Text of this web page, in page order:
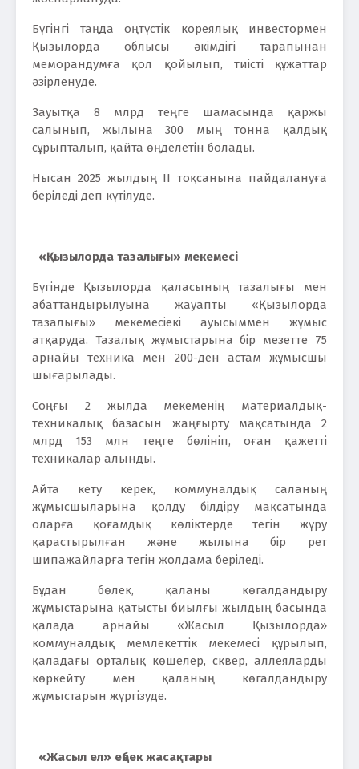
Бүгінгі таңда оңтүстік кореялық инвестормен
Қызылорда облысы әкімдігі тарапынан
меморандумға қол қойылып, тиісті құжаттар
әзірленуде.
Зауытқа 8 млрд теңге шамасында қаржы
салынып, жылына 300 мың тонна қалдық
сұрыпталып, қайта өңделетін болады.
Нысан 2025 жылдың ІІ тоқсанына пайдалануға
беріледі деп күтілуде.
«Қызылорда тазалығы» мекемесі
Бүгінде Қызылорда қаласының тазалығы мен
абаттандырылуына жауапты «Қызылорда
тазалығы» мекемесіекі ауысыммен жұмыс
атқаруда. Тазалық жұмыстарына бір мезетте 75
арнайы техника мен 200-ден астам жұмысшы
шығарылады.
Соңғы 2 жылда мекеменің материалдық-
техникалық базасын жаңғырту мақсатында 2
млрд 153 млн теңге бөлініп, оған қажетті
техникалар алынды.
Айта кету керек, коммуналдық саланың
жұмысшыларына қолду білдіру мақсатында
оларға қоғамдық көліктерде тегін жүру
қарастырылған және жылына бір рет
шипажайларға тегін жолдама беріледі.
Бұдан бөлек, қаланы көгалдандыру
жұмыстарына қатысты биылғы жылдың басында
қалада арнайы «Жасыл Қызылорда»
коммуналдық мемлекеттік мекемесі құрылып,
қаладағы орталық көшелер, сквер, аллеяларды
көркейту мен қаланың көгалдандыру
жұмыстарын жүргізуде.
«Жасыл ел» еңбек жасақтары